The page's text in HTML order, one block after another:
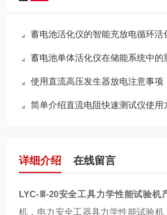
蓄电池活化仪的智能充放电循环活化原
蓄电池单体活化仪在储能系统中的
使用直流高压发生器放电注意事项
简单介绍直流电阻快速测试仪使用
详细介绍 在线留言
LYC-Ⅲ-20安全工具力学性能试验机
机，电力安全工器具力学性能试验机